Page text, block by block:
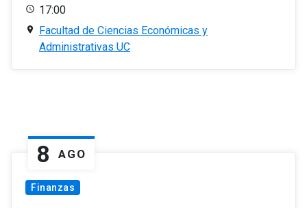
17:00
Facultad de Ciencias Económicas y
Administrativas UC
8 AGO
Finanzas